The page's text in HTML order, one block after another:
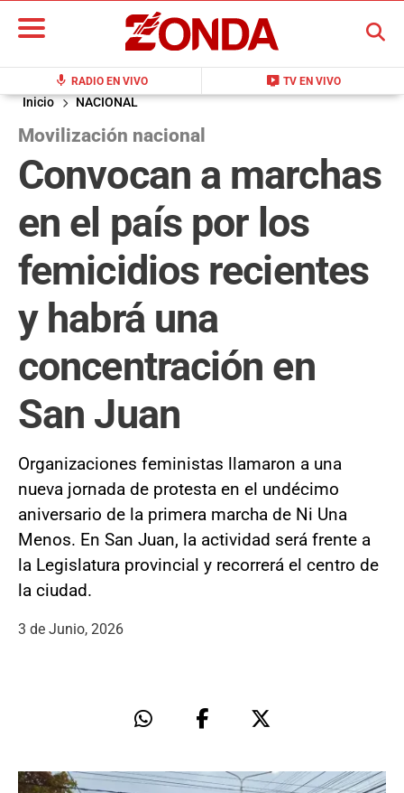
mic RADIO EN VIVO live_tv TV EN VIVO
BUSCAR
Inicio NACIONAL
Movilización nacional
Convocan a marchas
en el país por los
femicidios recientes
y habrá una
concentración en
San Juan
Organizaciones feministas llamaron a una
nueva jornada de protesta en el undécimo
aniversario de la primera marcha de Ni Una
Menos. En San Juan, la actividad será frente a
la Legislatura provincial y recorrerá el centro de
la ciudad.
3 de Junio, 2026